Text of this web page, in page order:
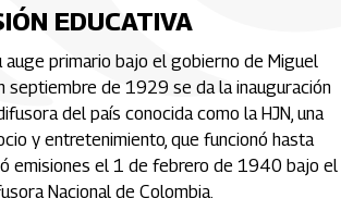
EDUCATIVA
auge primario bajo el gobierno de Miguel
septiembre de 1929 se da la inauguración
del país conocida como la HJN, una
y entretenimiento, que funcionó hasta
emisiones el 1 de febrero de 1940 bajo el
Nacional de Colombia.